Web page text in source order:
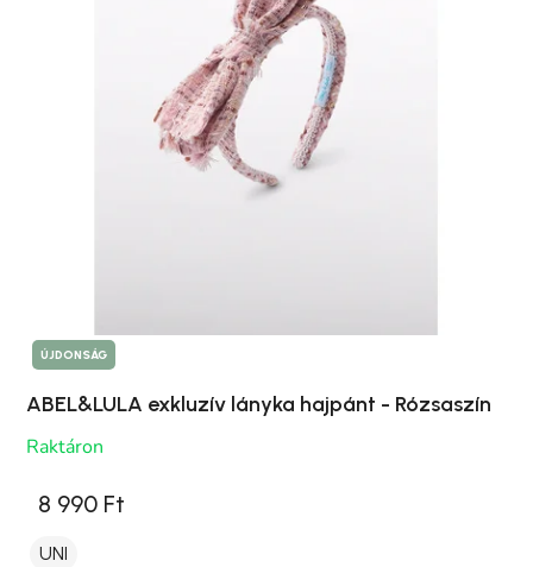
ÚJDONSÁG
ABEL&LULA exkluzív lányka hajpánt - Rózsaszín
Raktáron
8 990 Ft
UNI